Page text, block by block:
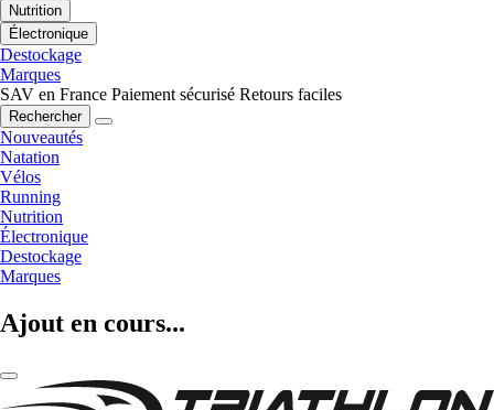
Nutrition
Électronique
Destockage
Marques
SAV en France Paiement sécurisé Retours faciles
Rechercher
Nouveautés
Natation
Vélos
Running
Nutrition
Électronique
Destockage
Marques
Ajout en cours...